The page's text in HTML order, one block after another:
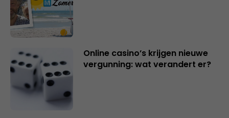
Online casino’s krijgen nieuwe
vergunning: wat verandert er?